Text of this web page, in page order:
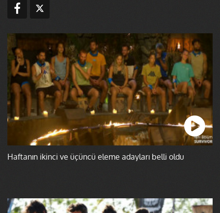
Haftanın ikinci ve üçüncü eleme adayları belli oldu